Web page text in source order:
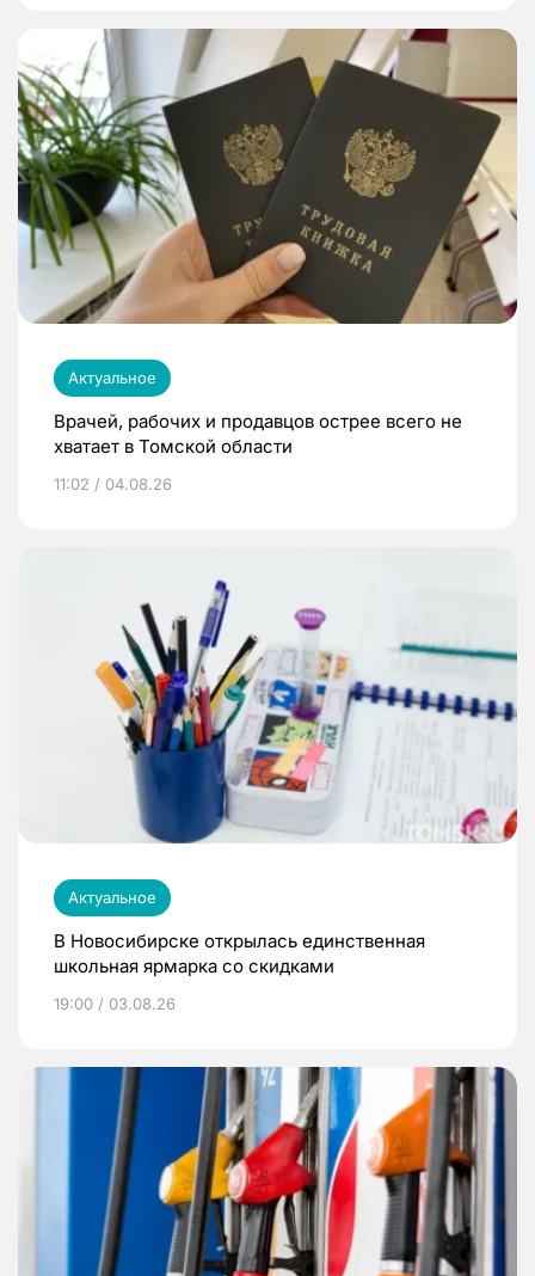
Актуальное
Врачей, рабочих и продавцов острее всего не
хватает в Томской области
11:02 / 04.08.26
Актуальное
В Новосибирске открылась единственная
школьная ярмарка со скидками
19:00 / 03.08.26